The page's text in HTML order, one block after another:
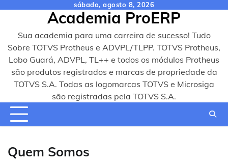
content
sábado, agosto 8, 2026
Academia ProERP
Sua academia para uma carreira de sucesso! Tudo
Sobre TOTVS Protheus e ADVPL/TLPP. TOTVS Protheus,
Lobo Guará, ADVPL, TL++ e todos os módulos Protheus
são produtos registrados e marcas de propriedade da
TOTVS S.A. Todas as logomarcas TOTVS e Microsiga
são registradas pela TOTVS S.A.
Quem Somos